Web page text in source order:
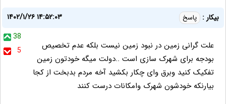
بیکار : پاسخ
۱۴۰۲/۱/۲۶ ۱۴:۵۲:۰۳
38
5
علت گرانی زمین در نبود زمین نیست بلکه عدم تخصیص
بودجه برای شهرک سازی است ..دولت میگه خودتون زمین
تفکیک کنید وبرق وای چکار بکشید آخه مردم بدبخت از کجا
بیارنکه خودشون شهرک وامکانات درست کنند